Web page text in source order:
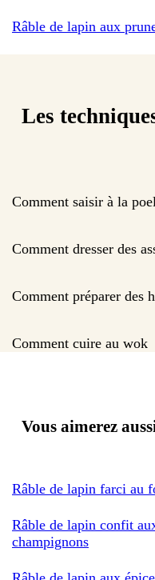
Râble de lapin aux
Les
Comment saisir à la
Comment dresser des
Comment préparer des
Comment cuire au wok
Vous aimerez
Râble de lapin farci au
Râble de lapin confit
champignons